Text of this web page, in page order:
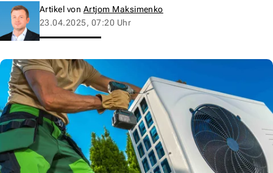
Artikel von Artjom Maksimenko
23.04.2025, 07:20 Uhr